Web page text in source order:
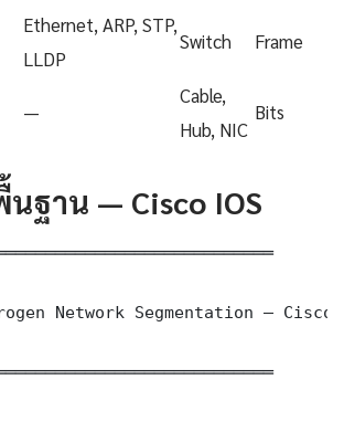
Ethernet, ARP, STP,
LLDP
Switch Frame
—
Cable,
Hub, NIC
Bits
ฐาน — Cisco IOS
Network Segmentation —